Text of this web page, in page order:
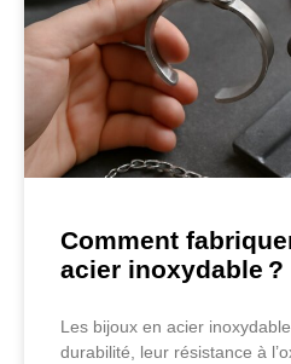
Comment
acier inoxydable ?
Les bijoux en acier
durabilité, leur résistance à